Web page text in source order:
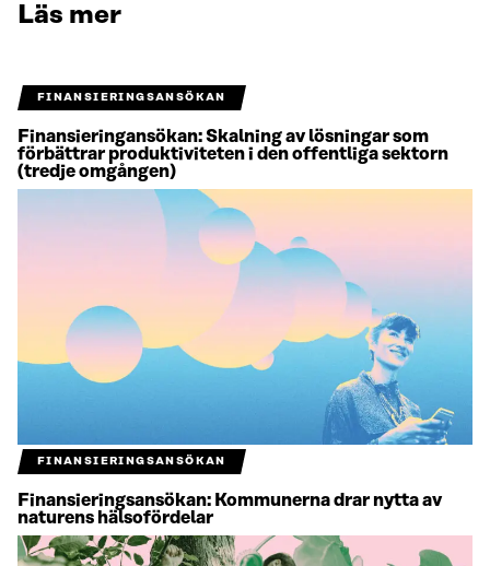
Läs mer
FINANSIERINGSANSÖKAN
Finansieringansökan: Skalning av lösningar som
förbättrar produktiviteten i den offentliga sektorn
(tredje omgången)
FINANSIERINGSANSÖKAN
Finansieringsansökan: Kommunerna drar nytta av
naturens hälsofördelar